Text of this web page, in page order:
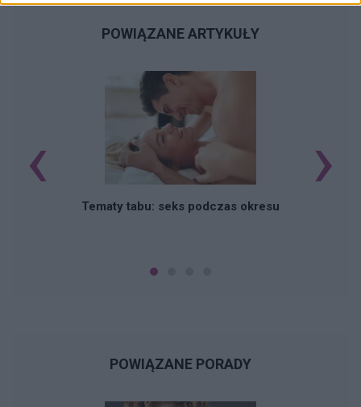
POWIĄZANE ARTYKUŁY
Tematy tabu: seks podczas okresu
‹ ›
POWIĄZANE PORADY